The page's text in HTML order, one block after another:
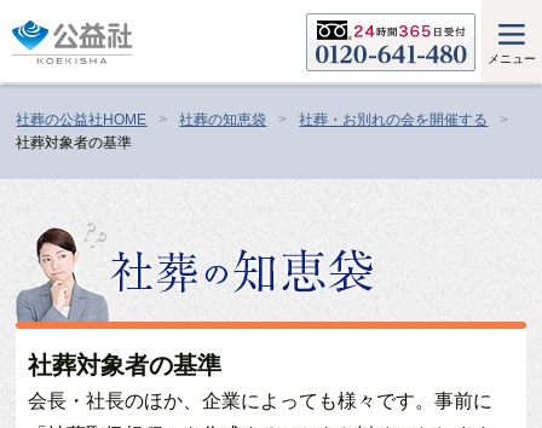
メニュー
社葬の公益社HOME 社葬の知恵袋
社葬・お別れの会を開催する
社葬対象者の基準
社葬対象者の基準
会長・社長のほか、企業によっても様々です。事前に